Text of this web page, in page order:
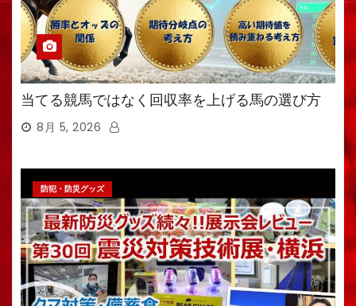
当てる競馬ではなく回収率を上げる馬の選び方
8月 5, 2026
防犯・防災グッズ